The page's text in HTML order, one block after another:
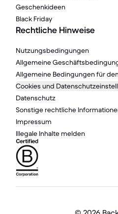
Geschenkideen
Black Friday
Rechtliche Hinweise
Nutzungsbedingungen
Allgemeine
Allgemeine Bedingungen für
Cookies und
Datenschutz
Sonstige rechtliche
Impressum
Illegale Inhalte melden